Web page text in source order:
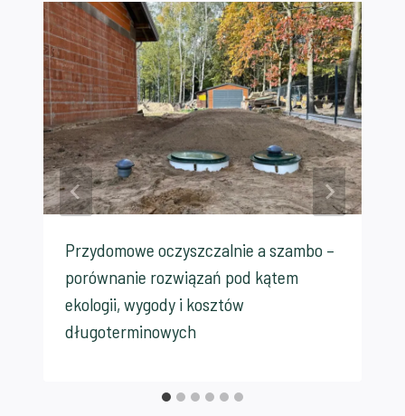
Przydomowe oczyszczalnie a szambo –
porównanie rozwiązań pod kątem
ekologii, wygody i kosztów
długoterminowych